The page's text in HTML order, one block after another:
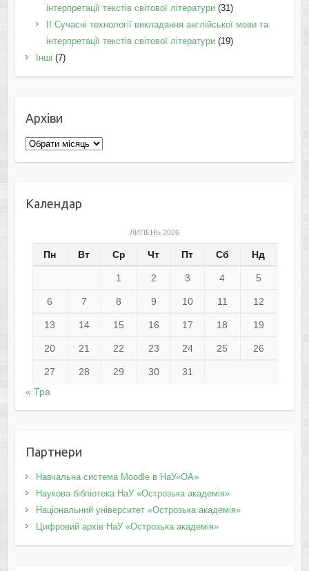
інтерпретації текстів світової літератури(31)
II Cучасні технології викладання англійської мови та
інтерпретації текстів світової літератури(19)
Інші (7)
Архіви
Архіви
Календар
ЛИПЕНЬ 2026
Пн Вт Ср Чт Пт Сб Нд
1 2 3 4 5
6 7 8 9 10 11 12
13 14 15 16 17 18 19
20 21 22 23 24 25 26
27 28 29 30
31
« Тра
Партнери
Навчальна система Moodle в НаУ«ОА»
Наукова бібліотека НаУ «Острозька академія»
Національний університет «Острозька академія»
Цифровий архів НаУ «Острозька академія»